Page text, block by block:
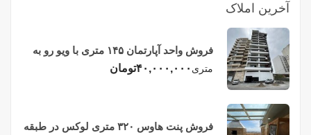
آخرین املاک
فروش واحد آپارتمان ۱۴۵ متری با ویو رو به
دریا در فریدونکنار
متری ۴۰,۰۰۰,۰۰۰تومان
فروش پنت هاوس ۳۲۰ متری لوکس در طبقه